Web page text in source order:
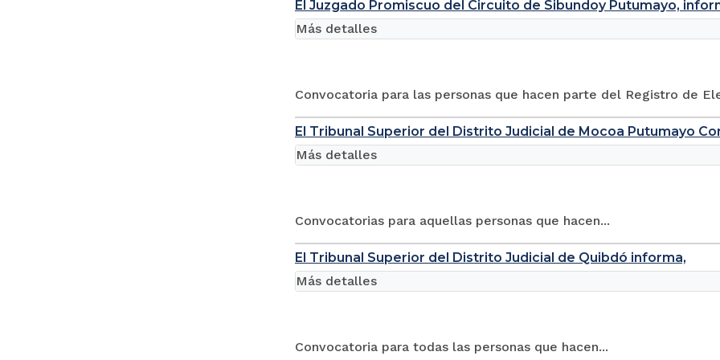
El Juzgado Promiscuo del Circuito de Sibundoy Putumayo,
Convocatoria para las personas que hacen parte del Registro de
Más detalles
El Tribunal Superior del Distrito Judicial de Mocoa Putumayo
Convocatorias para aquellas personas que hacen...
Más detalles
El Tribunal Superior del Distrito Judicial de Quibdó informa,
Convocatoria para todas las personas que hacen...
Más detalles